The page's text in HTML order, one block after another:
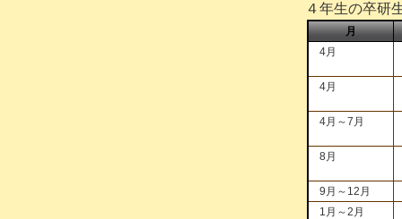
４年生の卒研
月
4月
4月
4月～7月
8月
9月～12月
1月～2月